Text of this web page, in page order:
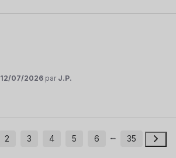
12/07/2026 par J.P.
2 3 4 5 6 35